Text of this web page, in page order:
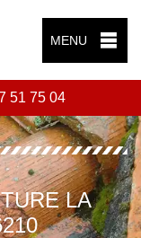
MENU
51 75 04
LA